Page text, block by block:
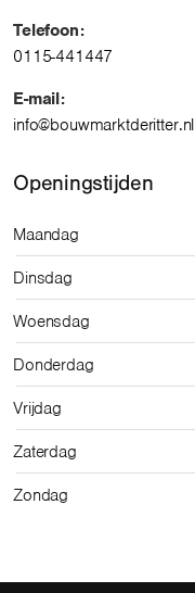
Telefoon:
0115-441447
E-mail:
info@bouwmarktderitter.nl
Openingstijden
Maandag
Dinsdag
Woensdag
Donderdag
Vrijdag
Zaterdag
Zondag